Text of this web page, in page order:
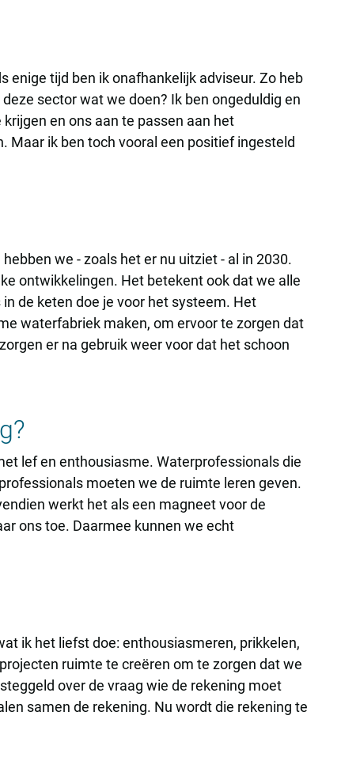
enige tijd ben ik onafhankelijk adviseur. Zo heb
sector wat we doen? Ik ben ongeduldig en
en ons aan te passen aan het
Maar ik ben toch vooral een positief ingesteld
we - zoals het er nu uitziet - al in 2030.
ontwikkelingen. Het betekent ook dat we alle
de keten doe je voor het systeem. Het
waterfabriek maken, om ervoor te zorgen dat
er na gebruik weer voor dat het schoon
lef en enthousiasme. Waterprofessionals die
moeten we de ruimte leren geven.
werkt het als een magneet voor de
ons toe. Daarmee kunnen we echt
ik het liefst doe: enthousiasmeren, prikkelen,
ruimte te creëren om te zorgen dat we
over de vraag wie de rekening moet
samen de rekening. Nu wordt die rekening te